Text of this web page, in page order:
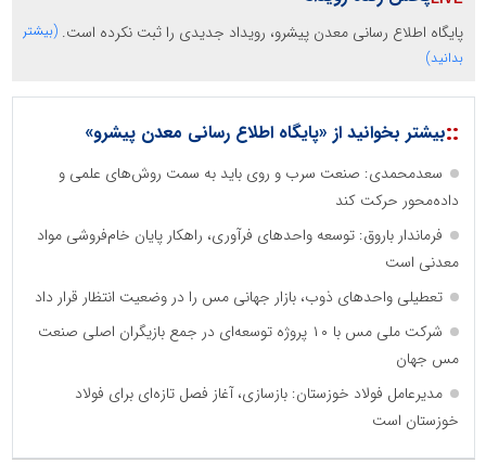
پایگاه اطلاع رسانی معدن پیشرو، رویداد جدیدی را ثبت نکرده است. (بیشتر
بدانید)
::بیشتر بخوانید از «پایگاه اطلاع رسانی معدن پیشرو»
سعدمحمدی: صنعت سرب و روی باید به سمت روش‌های علمی و
داده‌محور حرکت کند
فرماندار باروق: توسعه واحدهای فرآوری، راهکار پایان خام‌فروشی مواد
معدنی است
تعطیلی واحدهای ذوب، بازار جهانی مس را در وضعیت انتظار قرار داد
شرکت ملی مس با ۱۰ پروژه توسعه‌ای در جمع بازیگران اصلی صنعت
مس جهان
مدیرعامل فولاد خوزستان: بازسازی، آغاز فصل تازه‌ای برای فولاد
خوزستان است